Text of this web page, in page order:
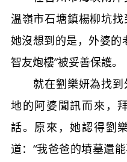
溫嶺市石塘鎮楊柳坑
她沒想到的是，外婆的
智友炮樓”被妥善保護。
就在劉樂妍為找到
地的阿婆聞訊而來，
話。原來，她認得劉
道：“我爸爸的墳墓還